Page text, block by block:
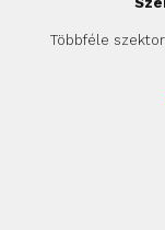
Többféle